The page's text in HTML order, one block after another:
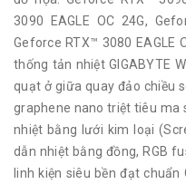
3090 EAGLE OC 24G,
Geforce RTX™ 3080 EAGLE
thống tản nhiệt GIGABYTE
quạt ở giữa quay đảo chiều
graphene nano triệt tiêu ma
nhiệt bằng lưới kim loại
dẫn nhiệt bằng đồng, RGB
linh kiện siêu bền đạt